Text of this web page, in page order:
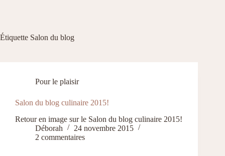
Étiquette Salon du blog
Pour le plaisir
Salon du blog culinaire 2015!
Retour en image sur le Salon du blog culinaire 2015!
Déborah
24 novembre 2015
2 commentaires